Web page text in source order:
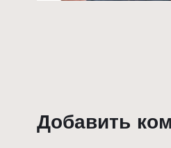
Добавить